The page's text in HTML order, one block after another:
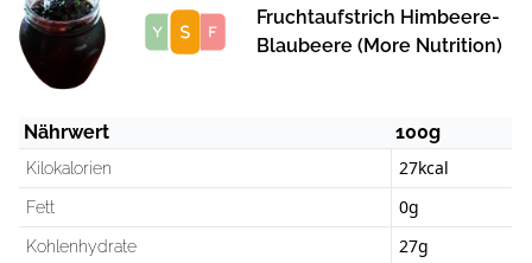
Score
Fruchtaufstrich Himbeere-
Blaubeere (More Nutrition)
Nährwert 100g
Kilokalorien 27kcal
Fett 0g
Kohlenhydrate 27g